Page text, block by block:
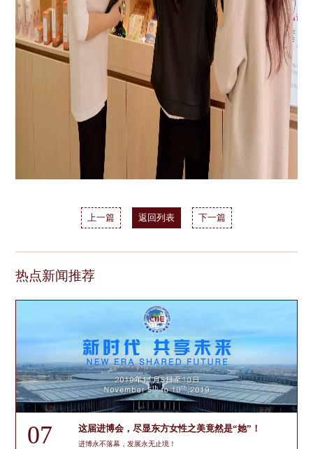
上一篇 返回列表 下一篇
热点新闻推荐
07 这届进博会，尽显东方女性之美竟然是“她”！
进博永不落幕，发展永无止境！